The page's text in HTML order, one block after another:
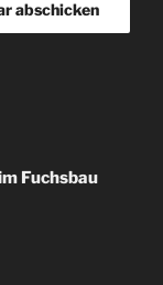
Fuchsbau